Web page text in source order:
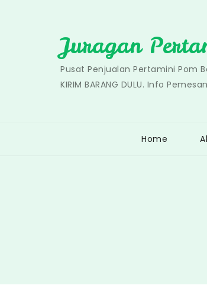
Juragan
Pusat Penjualan Pertamini Pom
KIRIM BARANG DULU. Info
Home